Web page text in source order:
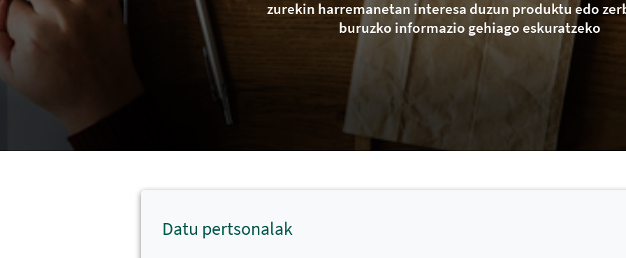
zurekin harremanetan interesa duzun produktu edo
buruzko informazio gehiago eskuratzeko
Datu pertsonalak